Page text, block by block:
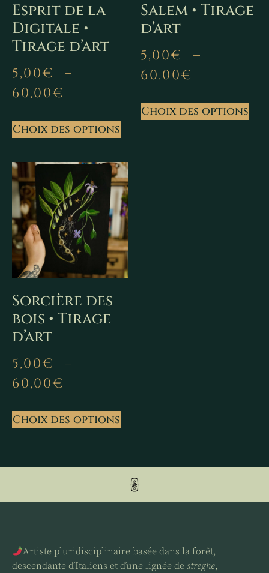
Esprit de la
Digitale •
Tirage d’art
5,00€
–
60,00€
Choix des options
Salem • Tirage
d’art
5,00€
–
60,00€
Choix des options
Sorcière des
bois • Tirage
d’art
5,00€
–
60,00€
Choix des options
Artiste pluridisciplinaire basée dans la forêt,
descendante d’Italiens et d’une lignée de streghe,